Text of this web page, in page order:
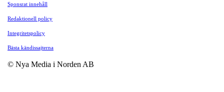
Sponsrat innehåll
Redaktionell policy
Integritetspolicy
Bästa kändissajterna
© Nya Media i Norden AB